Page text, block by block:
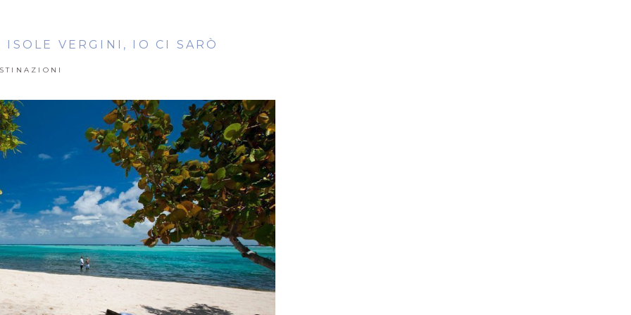
ISOLE VERGINI, IO CI SARÒ